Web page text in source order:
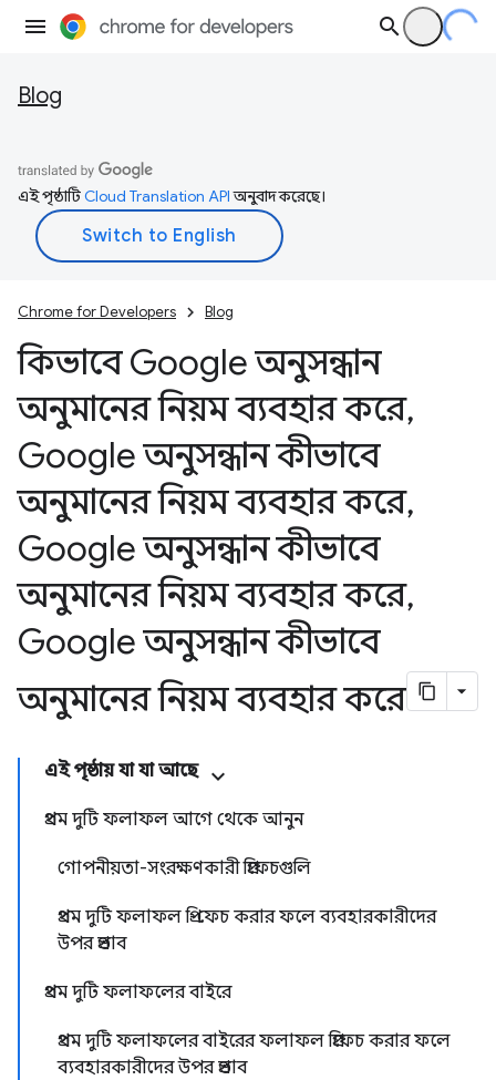
Blog
এই পৃষ্ঠাটিCloud Translation APIঅনুবাদ করেছে।
Chrome for Developers Blog
কিভাবে Google অনুসন্ধান
অনুমানের নিয়ম ব্যবহার করে,
Google অনুসন্ধান কীভাবে
অনুমানের নিয়ম ব্যবহার করে,
Google অনুসন্ধান কীভাবে
অনুমানের নিয়ম ব্যবহার করে,
Google অনুসন্ধান কীভাবে
অনুমানের নিয়ম ব্যবহার করে
এই পৃষ্ঠায় যা যা আছে
প্রথম দুটি ফলাফল আগে থেকে আনুন
গোপনীয়তা-সংরক্ষণকারী প্রিফেচগুলি
প্রথম দুটি ফলাফল প্রি-ফেচ করার ফলে ব্যবহারকারীদের
উপর প্রভাব
প্রথম দুটি ফলাফলের বাইরে
প্রথম দুটি ফলাফলের বাইরের ফলাফল প্রিফেচ করার ফলে
ব্যবহারকারীদের উপর প্রভাব